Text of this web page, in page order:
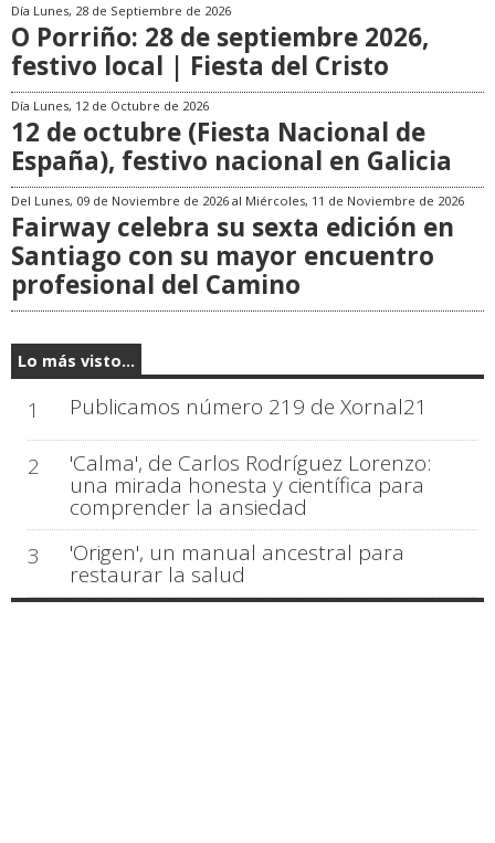
Día Lunes, 28 de Septiembre de 2026
O Porriño: 28 de septiembre 2026,
festivo local | Fiesta del Cristo
Día Lunes, 12 de Octubre de 2026
12 de octubre (Fiesta Nacional de
España), festivo nacional en Galicia
Del Lunes, 09 de Noviembre de 2026 al Miércoles, 11 de Noviembre de 2026
Fairway celebra su sexta edición en
Santiago con su mayor encuentro
profesional del Camino
Lo más visto...
1 Publicamos número 219 de Xornal21
2 'Calma', de Carlos Rodríguez Lorenzo:
una mirada honesta y científica para
comprender la ansiedad
3
'Origen', un manual ancestral para
restaurar la salud